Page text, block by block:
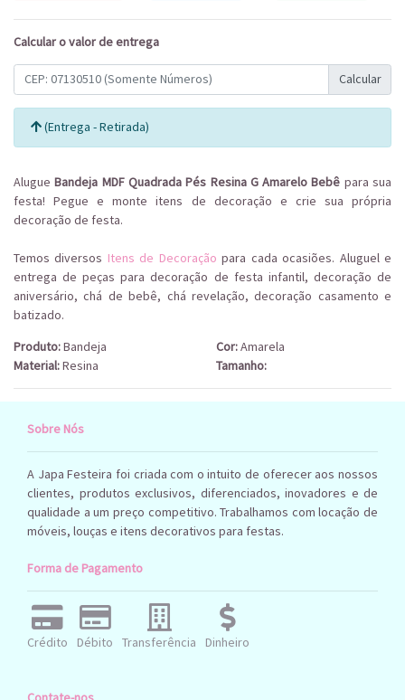
Calcular o valor de entrega
Calcular
(Entrega - Retirada)
AlugueBandeja MDF Quadrada Pés Resina G Amarelo Bebê para sua
festa! Pegue e monte itens de decoração e crie sua própria
decoração de festa.
Temos diversos Itens de Decoração para cada ocasiões. Aluguel e
entrega de peças para decoração de festa infantil, decoração de
aniversário, chá de bebê, chá revelação, decoração casamento e
batizado.
Produto:Bandeja
Material:Resina
Cor:Amarela
Tamanho:
Sobre Nós
A Japa Festeira foi criada com o intuito de oferecer aos nossos
clientes, produtos exclusivos, diferenciados, inovadores e de
qualidade a um preço competitivo. Trabalhamos com locação de
móveis, louças e itens decorativos para festas.
Forma de Pagamento
Crédito Débito Transferência Dinheiro